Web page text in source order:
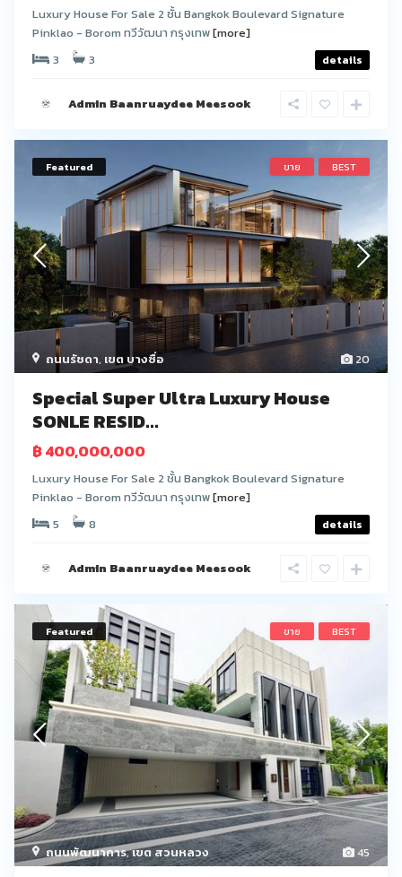
Luxury House For Sale 2 ชั้น Bangkok Boulevard Signature
Pinklao - Borom ทวีวัฒนา กรุงเทพ[more]
3
3 details
Admin Baanruaydee Meesook
20
ถนนรัชดา, เขต บางซื่อ
Featured ขาย BEST
Special Super Ultra Luxury House
SONLE RESID...
฿ 400,000,000
Luxury House For Sale 2 ชั้น Bangkok Boulevard Signature
Pinklao - Borom ทวีวัฒนา กรุงเทพ[more]
5
8 details
Admin Baanruaydee Meesook
45
ถนนพัฒนาการ,เขต สวนหลวง
Featured ขาย BEST